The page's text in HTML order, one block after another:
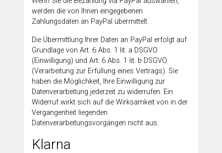
werden die von Ihnen eingegebenen
Zahlungsdaten an PayPal übermittelt.
Die Übermittlung Ihrer Daten an PayPal erfolgt auf
Grundlage von Art. 6 Abs. 1 lit. a DSGVO
(Einwilligung) und Art. 6 Abs. 1 lit. b DSGVO
(Verarbeitung zur Erfüllung eines Vertrags). Sie
haben die Möglichkeit, Ihre Einwilligung zur
Datenverarbeitung jederzeit zu widerrufen. Ein
Widerruf wirkt sich auf die Wirksamkeit von in der
Vergangenheit liegenden
Datenverarbeitungsvorgängen nicht aus.
Klarna